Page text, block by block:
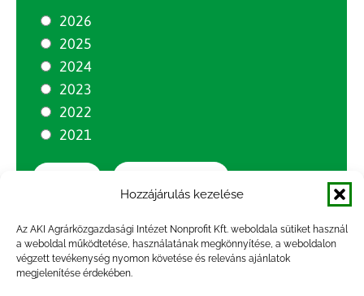
Hozzájárulás kezelése
Az AKI Agrárközgazdasági Intézet Nonprofit Kft. weboldala sütiket használ
a weboldal működtetése, használatának megkönnyítése, a weboldalon
végzett tevékenység nyomon követése és releváns ajánlatok
megjelenítése érdekében.
2026
2025
2024
2023
2022
2021